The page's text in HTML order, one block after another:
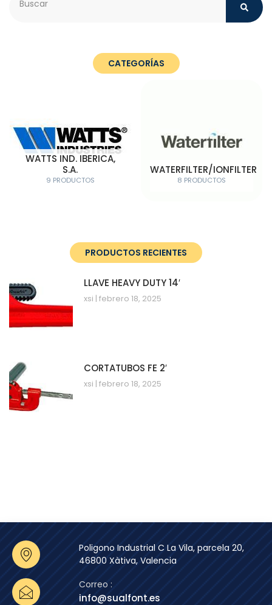
CATEGORÍAS
WATTS IND. IBERICA,
S.A.
9 PRODUCTOS
WATERFILTER/IONFILTER
8 PRODUCTOS
PRODUCTOS RECIENTES
LLAVE HEAVY DUTY 14′
xsi febrero 18, 2025
CORTATUBOS FE 2′
xsi febrero 18, 2025
Poligono Industrial C La Vila, parcela 20,
46800 Xàtiva, Valencia
Correo :
info@sualfont.es